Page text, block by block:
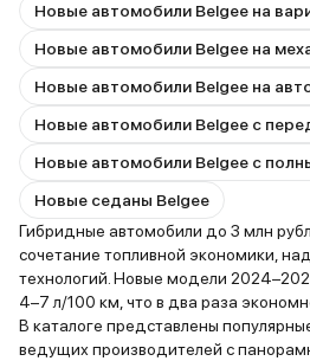
Новые автомобили Belgee на
Новые автомобили Belgee на
Новые автомобили Belgee на
Новые седаны Belgee
Гибридные автомобили до 3 млн
сочетание топливной экономики,
технологий. Новые модели
4–7 л/100 км, что в два раза
В каталоге представлены
ведущих производителей с